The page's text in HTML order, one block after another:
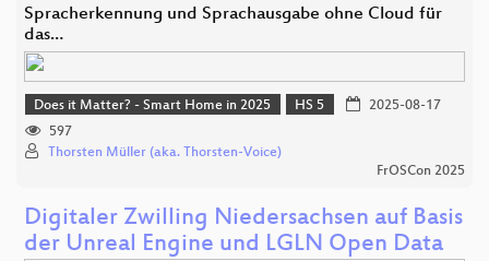
Spracherkennung und Sprachausgabe ohne Cloud für
das…
Does it Matter? - Smart Home in 2025 HS 5
2025-08-17
597
Thorsten Müller (aka. Thorsten-Voice)
FrOSCon 2025
Digitaler Zwilling Niedersachsen auf Basis
der Unreal Engine und LGLN Open Data